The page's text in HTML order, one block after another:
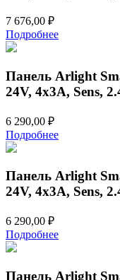
7 676,00 ₽
Подробнее
Панель Arlight
24V, 4x3A, Sens,
6 290,00 ₽
Подробнее
Панель Arlight
24V, 4x3A, Sens,
6 290,00 ₽
Подробнее
Панель Arlight